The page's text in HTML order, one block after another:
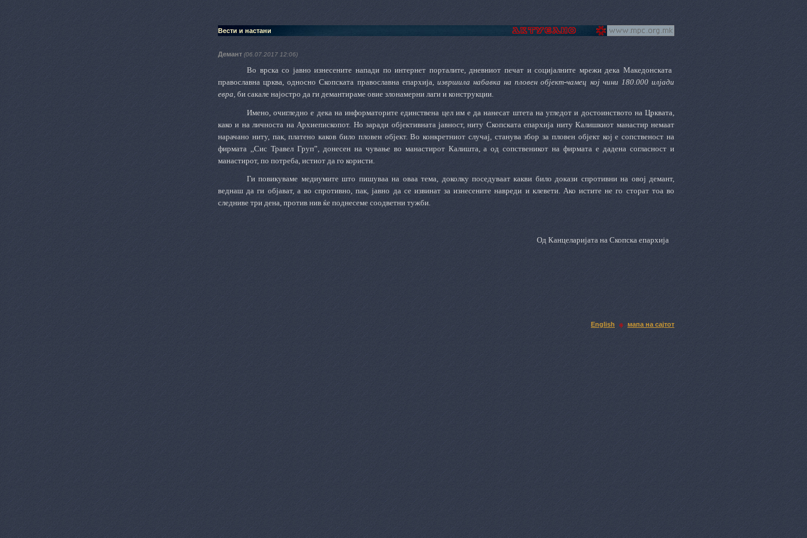
Вести и настани
Демант (06.07.2017 12:06)
Во врска со јавно изнесените напади по интернет порталите, дневниот печат и социјалните мрежи дека Македонската
православна црква, односно Скопската православна епархија, извршила набавка на пловен објект-чамец кој чини 180.000 илјади
евра, би сакале најостро да ги демантираме овие злонамерни лаги и конструкции.
Имено, очигледно е дека на информаторите единствена цел им е да нанесат штета на угледот и достоинството на Црквата,
како и на личноста на Архиепископот. Но заради објективната јавност, ниту Скопската епархија ниту Калишкиот манастир немаат
нарачано ниту, пак, платено каков било пловен објект. Во конкретниот случај, станува збор за пловен објект кој е сопственост на
фирмата ,,Сис Травел Груп”, донесен на чување во манастирот Калишта, а од сопственикот на фирмата е дадена согласност и
манастирот, по потреба, истиот да го користи.
Ги повикуваме медиумите што пишуваа на оваа тема, доколку поседуваат какви било докази спротивни на овој демант,
веднаш да ги објават, а во спротивно, пак, јавно да се извинат за изнесените навреди и клевети. Ако истите не го сторат тоа во
следниве три дена, против нив ќе поднесеме соодветни тужби.
Од Канцеларијата на Скопска епархија
English мапа на сајтот